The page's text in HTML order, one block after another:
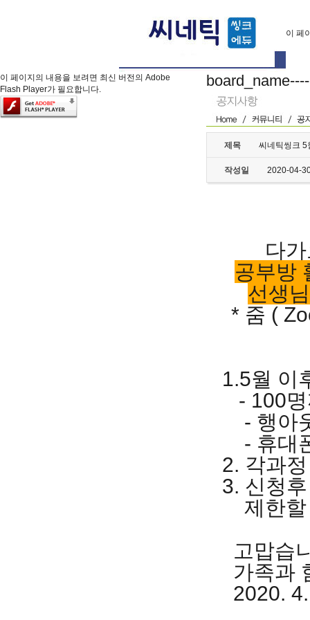
이 페
이 페이지의 내용을 보려면 최신 버전의 Adobe
Flash Player가 필요합니다.
제목 씨네틱씽크 5
작성일 2020-04-
다
공부방
선생
* 줌 (
1.5월 이
- 100명
- 행아
- 휴대
2. 각과
3. 신청
제한할
고맙습
가족과
2020.